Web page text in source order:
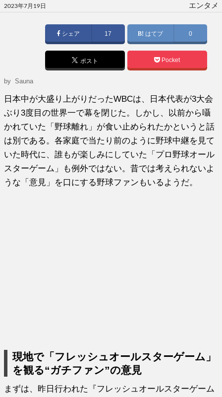
投
稿
2023年7月19日 エンタメ
シェア 17 はてブ 0
ポスト Pocket
by Sauna
日本中が大盛り上がりだったWBCは、日本代表が3大会
ぶり3度目の世界一で幕を閉じた。しかし、以前から囁
かれていた「野球離れ」が食い止められたかというと話
は別である。各家庭で当たり前のように野球中継を見て
いた時代に、誰もが楽しみにしていた「プロ野球オール
スターゲーム」も例外ではない。昔では考えられないよ
うな「意見」を口にする野球ファンもいるようだ。
現地で「フレッシュオールスターゲーム」
を観る“ガチファン”の意見
まずは、昨日行われた『フレッシュオールスターゲーム